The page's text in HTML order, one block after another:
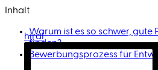
hiral
Inhalt
Warum ist es so schwer, gute
finden?
Bewerbungsprozess für